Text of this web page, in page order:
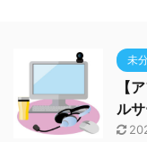
未
【
ル